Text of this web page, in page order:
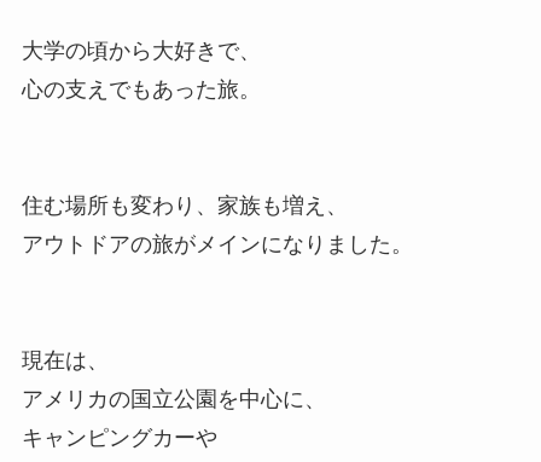
大学の頃から大好きで、
心の支えでもあった旅。
住む場所も変わり、家族も増え、
アウトドアの旅がメインになりました。
現在は、
アメリカの国立公園を中心に、
キャンピングカーや